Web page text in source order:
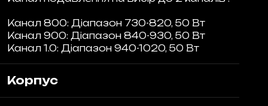
Канал 800: Діапазон 730-820, 50 Вт
Канал 900: Діапазон 840-930, 50 Вт
Канал 1.0: Діапазон 940-1020, 50 Вт
Корпус